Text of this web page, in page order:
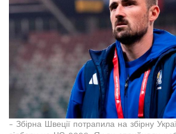
- Збірна Швеції потрапила на збірну